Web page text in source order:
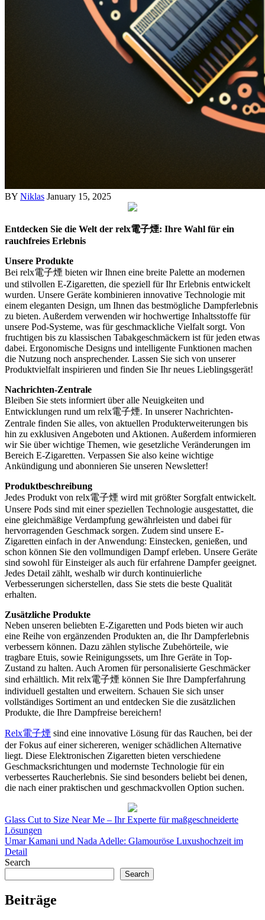
BY Niklas January 15, 2025
Entdecken Sie die Welt der relx電子煙: Ihre Wahl für ein
rauchfreies Erlebnis
Unsere Produkte
Bei relx電子煙 bieten wir Ihnen eine breite Palette an modernen
und stilvollen E-Zigaretten, die speziell für Ihr Erlebnis entwickelt
wurden. Unsere Geräte kombinieren innovative Technologie mit
einem eleganten Design, um Ihnen das bestmögliche Dampferlebnis
zu bieten. Außerdem verwenden wir hochwertige Inhaltsstoffe für
unsere Pod-Systeme, was für geschmackliche Vielfalt sorgt. Von
fruchtigen bis zu klassischen Tabakgeschmäckern ist für jeden etwas
dabei. Ergonomische Designs und intelligente Funktionen machen
die Nutzung noch ansprechender. Lassen Sie sich von unserer
Produktvielfalt inspirieren und finden Sie Ihr neues Lieblingsgerät!
Nachrichten-Zentrale
Bleiben Sie stets informiert über alle Neuigkeiten und
Entwicklungen rund um relx電子煙. In unserer Nachrichten-
Zentrale finden Sie alles, von aktuellen Produkterweiterungen bis
hin zu exklusiven Angeboten und Aktionen. Außerdem informieren
wir Sie über wichtige Themen, wie gesetzliche Veränderungen im
Bereich E-Zigaretten. Verpassen Sie also keine wichtige
Ankündigung und abonnieren Sie unseren Newsletter!
Produktbeschreibung
Jedes Produkt von relx電子煙 wird mit größter Sorgfalt entwickelt.
Unsere Pods sind mit einer speziellen Technologie ausgestattet, die
eine gleichmäßige Verdampfung gewährleisten und dabei für
hervorragenden Geschmack sorgen. Zudem sind unsere E-
Zigaretten einfach in der Anwendung: Einstecken, genießen, und
schon können Sie den vollmundigen Dampf erleben. Unsere Geräte
sind sowohl für Einsteiger als auch für erfahrene Dampfer geeignet.
Jedes Detail zählt, weshalb wir durch kontinuierliche
Verbesserungen sicherstellen, dass Sie stets die beste Qualität
erhalten.
Zusätzliche Produkte
Neben unseren beliebten E-Zigaretten und Pods bieten wir auch
eine Reihe von ergänzenden Produkten an, die Ihr Dampferlebnis
verbessern können. Dazu zählen stylische Zubehörteile, wie
tragbare Etuis, sowie Reinigungssets, um Ihre Geräte in Top-
Zustand zu halten. Auch Aromen für personalisierte Geschmäcker
sind erhältlich. Mit relx電子煙 können Sie Ihre Dampferfahrung
individuell gestalten und erweitern. Schauen Sie sich unser
vollständiges Sortiment an und entdecken Sie die zusätzlichen
Produkte, die Ihre Dampfreise bereichern!
Relx電子煙 sind eine innovative Lösung für das Rauchen, bei der
der Fokus auf einer sichereren, weniger schädlichen Alternative
liegt. Diese Elektronischen Zigaretten bieten verschiedene
Geschmacksrichtungen und modernste Technologie für ein
verbessertes Raucherlebnis. Sie sind besonders beliebt bei denen,
die nach einer praktischen und geschmackvollen Option suchen.
Post
navigation
Glass Cut to Size Near Me – Ihr Experte für maßgeschneiderte
Lösungen
Umar Kamani und Nada Adelle: Glamouröse Luxushochzeit im
Detail
Search
Search
Beiträge